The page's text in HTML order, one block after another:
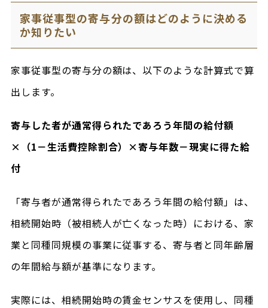
家事従事型の寄与分の額はどのように決める
か知りたい
家事従事型の寄与分の額は、以下のような計算式で算
出します。
寄与した者が通常得られたであろう年間の給付額
×（1－生活費控除割合）×寄与年数－現実に得た給
付
「寄与者が通常得られたであろう年間の給付額」は、
相続開始時（被相続人が亡くなった時）における、家
業と同種同規模の事業に従事する、寄与者と同年齢層
の年間給与額が基準になります。
実際には、相続開始時の賃金センサスを使用し、同種